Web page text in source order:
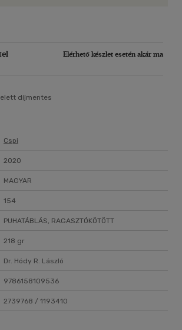
foglyait rabszolgává tette és
hogy abból a dzsihádot finanszírozza.
részletes útmutatással szolgálnak a
lefektetve ezzel a világ
a szexualitásról és a
iszlám tanításokat."
Elérhető készlet esetén akár ma
díjmentes
Cspi
2020
MAGYAR
154
PUHATÁBLÁS, RAGASZTÓKÖTÖTT
218 gr
Dr. Hódy R. László
9786158109536
2739768 / 1193410